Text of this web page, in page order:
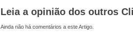
Leia a opinião dos outros
Ainda não há comentários a este Artigo.